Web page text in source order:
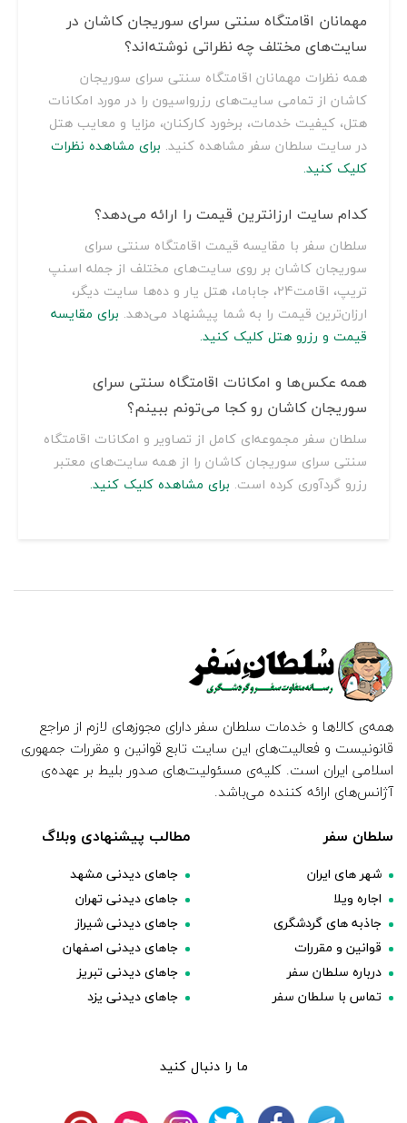
مهمانان اقامتگاه سنتی سرای سوریجان کاشان در
سایت‌های مختلف چه نظراتی نوشته‌اند؟
همه نظرات مهمانان اقامتگاه سنتی سرای سوریجان
کاشان از تمامی سایت‌های رزرواسیون را در مورد امکانات
هتل، کیفیت خدمات، برخورد کارکنان، مزایا و معایب هتل
در سایت سلطان سفر مشاهده کنید. برای مشاهده نظرات
کلیک کنید.
کدام سایت ارزانترین قیمت را ارائه می‌دهد؟
سلطان سفر با مقایسه قیمت اقامتگاه سنتی سرای
سوریجان کاشان بر روی سایت‌های مختلف از جمله اسنپ
تریپ، اقامت24، جاباما، هتل یار و ده‌ها سایت دیگر،
ارزان‌ترین قیمت را به شما پیشنهاد می‌دهد. برای مقایسه
قیمت و رزرو هتل کلیک کنید.
همه عکس‌ها و امکانات اقامتگاه سنتی سرای
سوریجان کاشان رو کجا می‌تونم ببینم؟
سلطان سفر مجموعه‌ای کامل از تصاویر و امکانات اقامتگاه
سنتی سرای سوریجان کاشان را از همه سایت‌های معتبر
رزرو گردآوری کرده است. برای مشاهده کلیک کنید.
همه‌ی کالاها و خدمات سلطان سفر دارای مجوزهای لازم از مراجع
قانونیست و فعالیت‌های این سایت تابع قوانین و مقررات جمهوری
اسلامی ایران است. کلیه‌ی مسئولیت‌های صدور بلیط بر عهده‌ی
آژانس‌های ارائه کننده می‌باشد.
سلطان سفر
شهر های ایران
اجاره ویلا
جاذبه های گردشگری
قوانین و مقررات
درباره سلطان سفر
تماس با سلطان سفر
مطالب پیشنهادی وبلاگ
جاهای دیدنی مشهد
جاهای دیدنی تهران
جاهای دیدنی شیراز
جاهای دیدنی اصفهان
جاهای دیدنی تبریز
جاهای دیدنی یزد
ما را دنبال کنید